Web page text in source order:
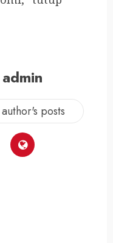
admin
posts